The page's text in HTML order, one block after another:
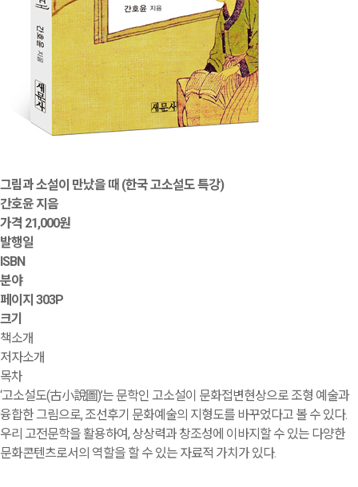
그림과 소설이 만났을 때 (한국 고소설도 특강)
간호윤 지음
가격 21,000원
발행일
ISBN
분야
페이지 303P
크기
책소개
저자소개
목차
‘고소설도(古小說圖)’는 문학인 고소설이 문화접변현상으로 조형 예술과
융합한 그림으로, 조선후기 문화예술의 지형도를 바꾸었다고 볼 수 있다.
우리 고전문학을 활용하여, 상상력과 창조성에 이바지할 수 있는 다양한
문화콘텐츠로서의 역할을 할 수 있는 자료적 가치가 있다.